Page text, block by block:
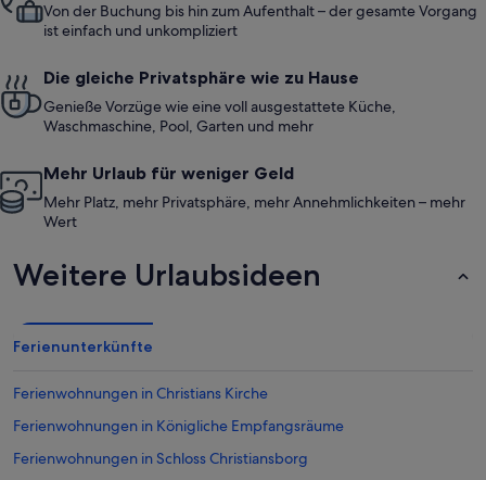
Von der Buchung bis hin zum Aufenthalt – der gesamte Vorgang
ist einfach und unkompliziert
Die gleiche Privatsphäre wie zu Hause
Genieße Vorzüge wie eine voll ausgestattete Küche,
Waschmaschine, Pool, Garten und mehr
Mehr Urlaub für weniger Geld
Mehr Platz, mehr Privatsphäre, mehr Annehmlichkeiten – mehr
Wert
Weitere Urlaubsideen
Ferienunterkünfte
Ferienwohnungen in Christians Kirche
Ferienwohnungen in Königliche Empfangsräume
Ferienwohnungen in Schloss Christiansborg